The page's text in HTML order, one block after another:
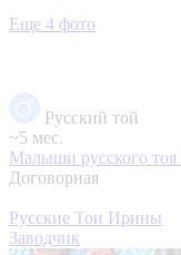
Еще 4 фото
Русский той
~5 мес.
Малыши русского тоя
Договорная
Русские Тои Ирины
Заводчик